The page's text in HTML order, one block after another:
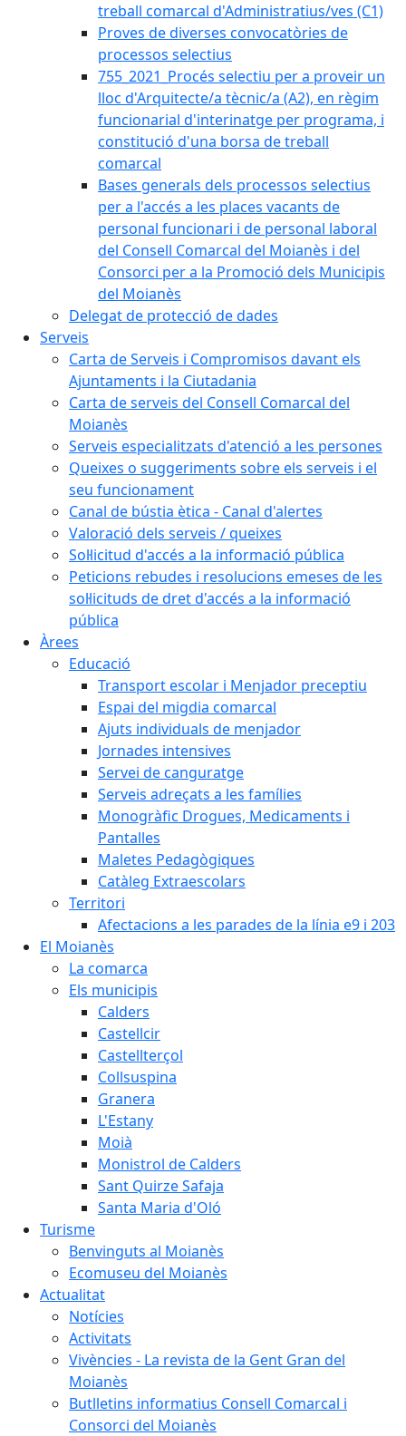
treball comarcal d'Administratius/ves (C1)
Proves de diverses convocatòries de
processos selectius
755_2021_Procés selectiu per a proveir un
lloc d'Arquitecte/a tècnic/a (A2), en règim
funcionarial d'interinatge per programa, i
constitució d'una borsa de treball
comarcal
Bases generals dels processos selectius
per a l'accés a les places vacants de
personal funcionari i de personal laboral
del Consell Comarcal del Moianès i del
Consorci per a la Promoció dels Municipis
del Moianès
Delegat de protecció de dades
Serveis
Carta de Serveis i Compromisos davant els
Ajuntaments i la Ciutadania
Carta de serveis del Consell Comarcal del
Moianès
Serveis especialitzats d'atenció a les persones
Queixes o suggeriments sobre els serveis i el
seu funcionament
Canal de bústia ètica - Canal d'alertes
Valoració dels serveis / queixes
Sol·licitud d'accés a la informació pública
Peticions rebudes i resolucions emeses de les
sol·licituds de dret d'accés a la informació
pública
Àrees
Educació
Transport escolar i Menjador preceptiu
Espai del migdia comarcal
Ajuts individuals de menjador
Jornades intensives
Servei de canguratge
Serveis adreçats a les famílies
Monogràfic Drogues, Medicaments i
Pantalles
Maletes Pedagògiques
Catàleg Extraescolars
Territori
Afectacions a les parades de la línia e9 i 203
El Moianès
La comarca
Els municipis
Calders
Castellcir
Castellterçol
Collsuspina
Granera
L'Estany
Moià
Monistrol de Calders
Sant Quirze Safaja
Santa Maria d'Oló
Turisme
Benvinguts al Moianès
Ecomuseu del Moianès
Actualitat
Notícies
Activitats
Vivències - La revista de la Gent Gran del
Moianès
Butlletins informatius Consell Comarcal i
Consorci del Moianès